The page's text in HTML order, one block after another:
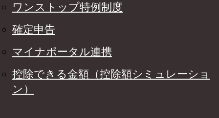
ワンストップ特例制度
確定申告
マイナポータル連携
控除できる金額（控除額シミュレーショ
ン）